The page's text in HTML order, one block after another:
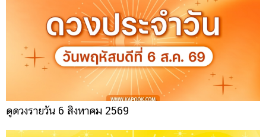
ดูดวงรายวัน 6 สิงหาคม 2569